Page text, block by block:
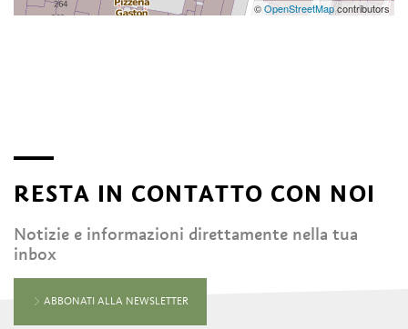
©OpenStreetMapcontributors
RESTA IN CONTATTO CON NOI
Notizie e informazioni direttamente nella tua
inbox
ABBONATI ALLA NEWSLETTER